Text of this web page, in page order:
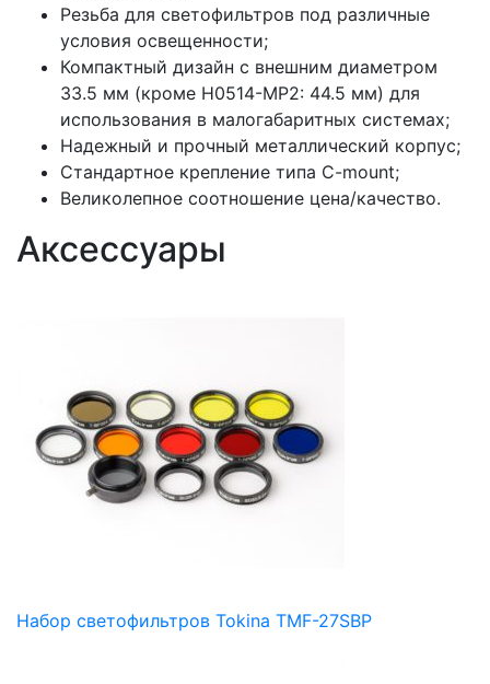
Резьба для светофильтров под различные
условия освещенности;
Компактный дизайн с внешним диаметром
33.5 мм (кроме H0514-MP2: 44.5 мм) для
использования в малогабаритных системах;
Надежный и прочный металлический корпус;
Стандартное крепление типа C-mount;
Великолепное соотношение цена/качество.
Аксессуары
Набор светофильтров Tokina TMF-27SBP